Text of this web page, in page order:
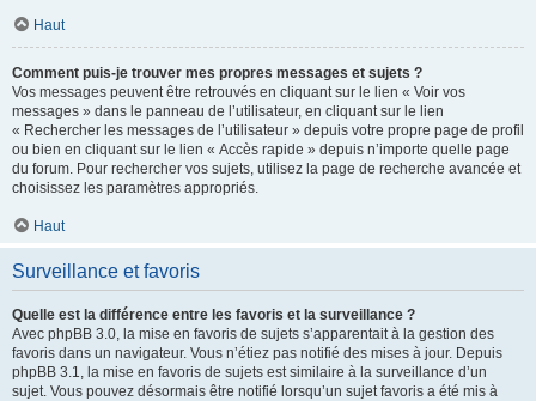
Haut
Comment puis-je trouver mes propres messages et sujets ?
Vos messages peuvent être retrouvés en cliquant sur le lien « Voir vos
messages » dans le panneau de l’utilisateur, en cliquant sur le lien
« Rechercher les messages de l’utilisateur » depuis votre propre page de profil
ou bien en cliquant sur le lien « Accès rapide » depuis n’importe quelle page
du forum. Pour rechercher vos sujets, utilisez la page de recherche avancée et
choisissez les paramètres appropriés.
Haut
Surveillance et favoris
Quelle est la différence entre les favoris et la surveillance ?
Avec phpBB 3.0, la mise en favoris de sujets s’apparentait à la gestion des
favoris dans un navigateur. Vous n’étiez pas notifié des mises à jour. Depuis
phpBB 3.1, la mise en favoris de sujets est similaire à la surveillance d’un
sujet. Vous pouvez désormais être notifié lorsqu’un sujet favoris a été mis à